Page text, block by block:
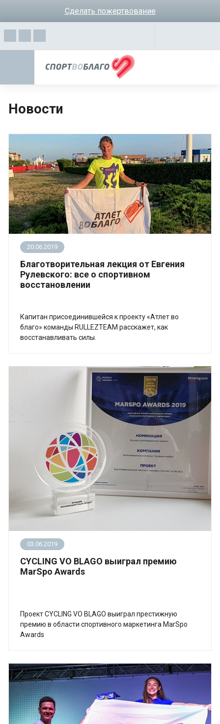
Сделать пожертвование
Новости
20.06.2019
Благотворительная лекция от Евгения
Рулевского: все о спортивном
восстановлении
Капитан присоединившейся к проекту «Атлет во
благо» команды RULLEZTEAM расскажет, как
восстанавливать силы.
03.06.2019
CYCLING VO BLAGO выиграл премию
MarSpo Awards
Проект CYCLING VO BLAGO выиграл престижную
премию в области спортивного маркетинга MarSpo
Awards